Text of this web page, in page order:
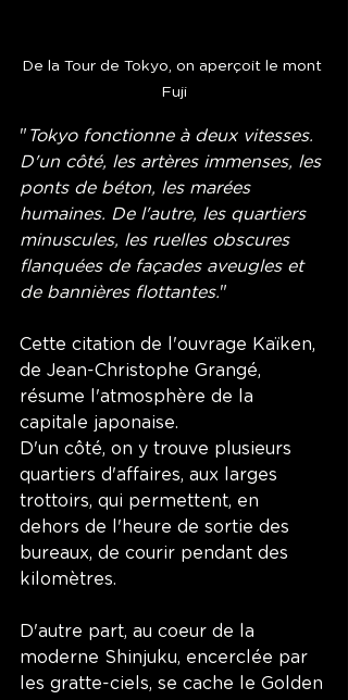
De la Tour de Tokyo, on aperçoit le mont
Fuji
" Tokyo fonctionne à deux vitesses.
D'un côté, les artères immenses, les
ponts de béton, les marées
humaines. De l'autre, les quartiers
minuscules, les ruelles obscures
flanquées de façades aveugles et
de bannières flottantes."
Cette citation de l'ouvrage Kaïken,
de Jean-Christophe Grangé,
résume l'atmosphère de la
capitale japonaise.
D'un côté, on y trouve plusieurs
quartiers d'affaires, aux larges
trottoirs, qui permettent, en
dehors de l'heure de sortie des
bureaux, de courir pendant des
kilomètres.
D'autre part, au coeur de la
moderne Shinjuku, encerclée par
les gratte-ciels, se cache le Golden